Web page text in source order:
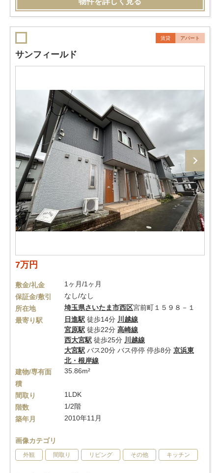
賃貸 アパート
サンフィールド
7万円
敷金/礼金
1ヶ月/1ヶ月
保証金/敷引
なし/なし
所在地
埼玉県さいたま市西区宮前町１５９８－１
最寄り駅
日進駅 徒歩14分 川越線
宮原駅 徒歩22分 高崎線
西大宮駅 徒歩25分 川越線
大宮駅 バス20分 バス停停 停歩8分 京浜東
北・根岸線
建物/専有面
積
35.86m²
間取り
1LDK
階数
1/2階
築年月
2010年11月
画像カテゴリ
外観 間取り リビング その他 キッチン